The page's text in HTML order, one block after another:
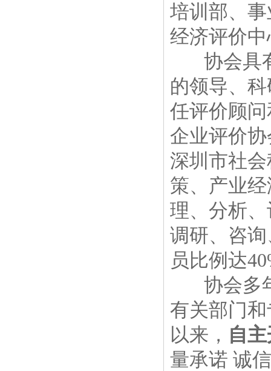
培训部、
经济评价
协会具有
的领导、
任评价顾
企业评价
深圳市社
策、产业
理、分析
调研、咨
员比例达
协会多年
有关部门
以来， 自
量承诺 诚